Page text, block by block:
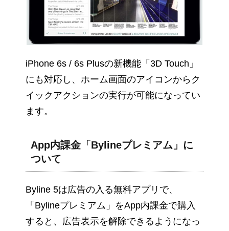
iPhone 6s / 6s Plusの新機能「3D Touch」
にも対応し、ホーム画面のアイコンからク
イックアクションの実行が可能になってい
ます。
App内課金「Bylineプレミアム」に
ついて
Byline 5は広告の入る無料アプリで、
「Bylineプレミアム」をApp内課金で購入
すると、広告表示を解除できるようになっ